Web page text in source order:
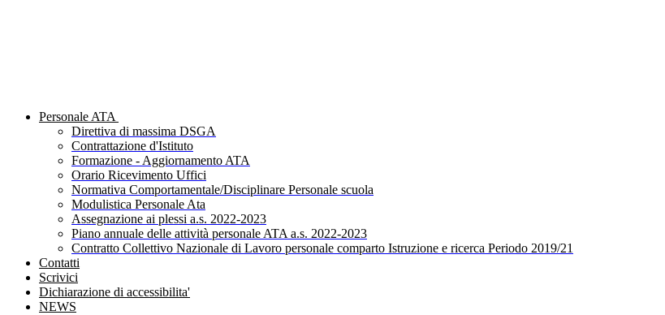
Personale ATA
Direttiva di massima DSGA
Contrattazione d'Istituto
Formazione - Aggiornamento ATA
Orario Ricevimento Uffici
Normativa Comportamentale/Disciplinare Personale scuola
Modulistica Personale Ata
Assegnazione ai plessi a.s. 2022-2023
Piano annuale delle attività personale ATA a.s. 2022-2023
Contratto Collettivo Nazionale di Lavoro personale comparto Istruzione e ricerca Periodo 2019/21
Contatti
Scrivici
Dichiarazione di accessibilita'
NEWS